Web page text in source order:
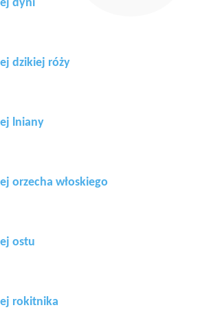
dyni
dzikiej róży
lniany
orzecha włoskiego
ostu
rokitnika